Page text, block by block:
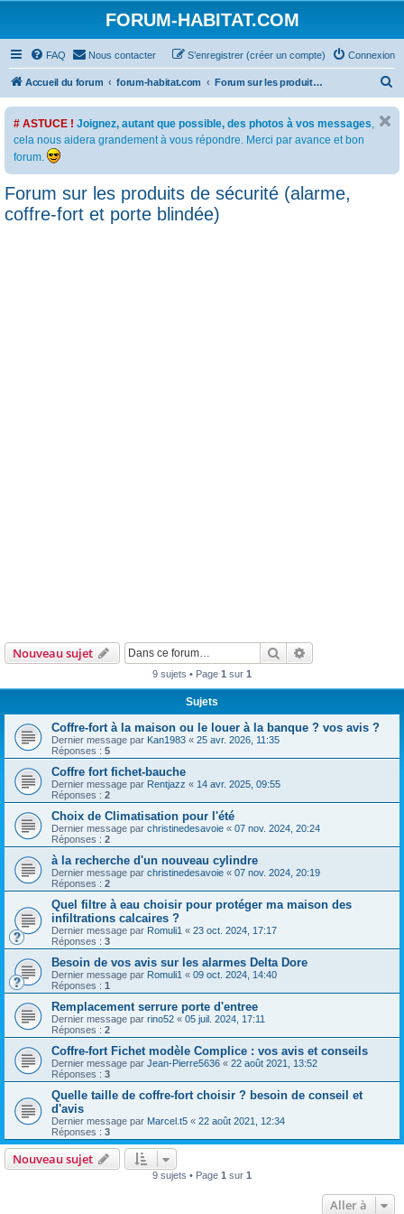
FORUM-HABITAT.COM
FAQ Nous contacter Connexion
S’enregistrer (créer un compte)
Accueil du forum forum-habitat.com Forum sur les produits de sécurité (alarme, coffre-fort et porte blindée)
e
# ASTUCE ! Joignez, autant que possible, des photos à vos messages,
cela nous aidera grandement à vous répondre. Merci par avance et bon
forum.
Forum sur les produits de sécurité (alarme,
coffre-fort et porte blindée)
Nouveau sujet Rechercher
9 sujets • Page 1 sur 1
Sujets
Coffre-fort à la maison ou le louer à la banque ? vos avis ?
Dernier message par Kan1983 « 25 avr. 2026, 11:35
Réponses : 5
Coffre fort fichet-bauche
Dernier message par Rentjazz « 14 avr. 2025, 09:55
Réponses : 2
Choix de Climatisation pour l'été
Dernier message par christinedesavoie « 07 nov. 2024, 20:24
Réponses : 2
à la recherche d'un nouveau cylindre
Dernier message par christinedesavoie « 07 nov. 2024, 20:19
Réponses : 2
Quel filtre à eau choisir pour protéger ma maison des
infiltrations calcaires ?
Dernier message par Romuli1 « 23 oct. 2024, 17:17
Réponses : 3
Besoin de vos avis sur les alarmes Delta Dore
Dernier message par Romuli1 « 09 oct. 2024, 14:40
Réponses : 1
Remplacement serrure porte d'entree
Dernier message par rino52 « 05 juil. 2024, 17:11
Réponses : 2
Coffre-fort Fichet modèle Complice : vos avis et conseils
Dernier message par Jean-Pierre5636 « 22 août 2021, 13:52
Réponses : 3
Quelle taille de coffre-fort choisir ? besoin de conseil et
d'avis
Dernier message par Marcel.t5 « 22 août 2021, 12:34
Réponses : 3
Nouveau sujet
9 sujets • Page 1 sur 1
Aller à